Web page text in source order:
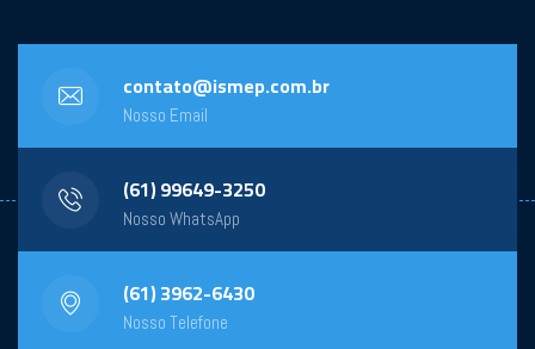
contato@ismep.com.br
Nosso Email
(61) 99649-3250
Nosso WhatsApp
(61) 3962-6430
Nosso Telefone